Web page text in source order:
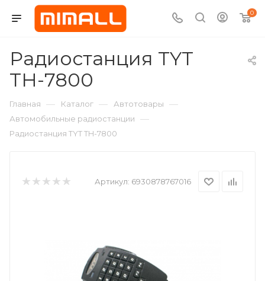
0
Радиостанция TYT
TH-7800
Главная — Каталог — Автотовары —
Автомобильные радиостанции —
Радиостанция TYT TH-7800
Артикул: 6930878767016